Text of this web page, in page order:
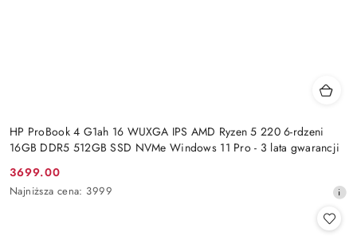
HP ProBook 4 G1ah 16 WUXGA IPS AMD Ryzen 5 220 6-rdzeni
16GB DDR5 512GB SSD NVMe Windows 11 Pro - 3 lata gwarancji
Cena
promocyjna:
3699.00
Najniższa
Najniższa cena: 3999